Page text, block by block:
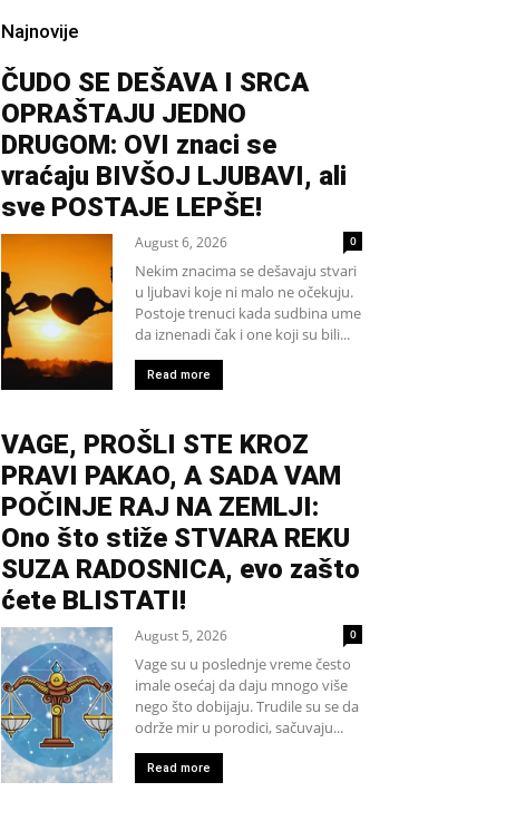
Najnovije
ČUDO SE DEŠAVA I SRCA
OPRAŠTAJU JEDNO
DRUGOM: OVI znaci se
vraćaju BIVŠOJ LJUBAVI, ali
sve POSTAJE LEPŠE!
August 6, 2026 0
Nekim znacima se dešavaju stvari
u ljubavi koje ni malo ne očekuju.
Postoje trenuci kada sudbina ume
da iznenadi čak i one koji su bili...
Read more
VAGE, PROŠLI STE KROZ
PRAVI PAKAO, A SADA VAM
POČINJE RAJ NA ZEMLJI:
Ono što stiže STVARA REKU
SUZA RADOSNICA, evo zašto
ćete BLISTATI!
August 5, 2026 0
Vage su u poslednje vreme često
imale osećaj da daju mnogo više
nego što dobijaju. Trudile su se da
održe mir u porodici, sačuvaju...
Read more